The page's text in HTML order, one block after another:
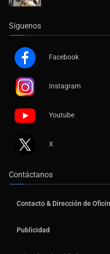
Síguenos
Facebook
Instagram
Youtube
X
Contáctanos
Contacto & Dirección de
Publicidad